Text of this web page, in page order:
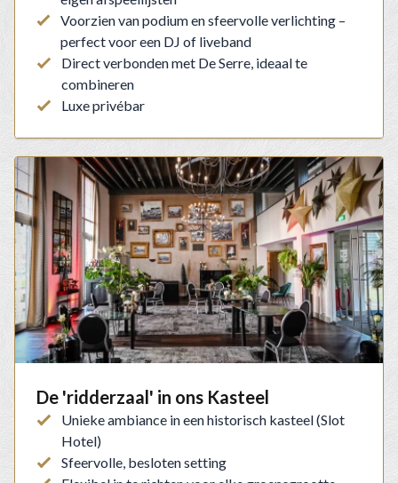
Voorzien van podium en sfeervolle verlichting –
perfect voor een DJ of liveband
Direct verbonden met De Serre, ideaal te
combineren
Luxe privébar
De 'ridderzaal' in ons Kasteel
Unieke ambiance in een historisch kasteel (Slot
Hotel)
Sfeervolle, besloten setting